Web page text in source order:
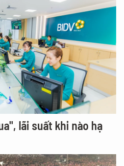
lãi suất khi nào hạ